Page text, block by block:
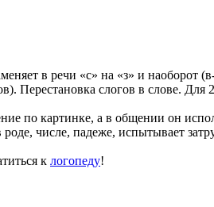
в речи «с» на «з» и наоборот
слогов в слове. Для
по картинке, а в общении он
числе, падеже, испытывает
к логопеду!